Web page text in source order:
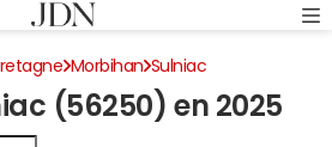
Morbihan Sulniac
(56250) en 2025